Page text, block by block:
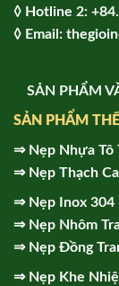
◊ Hot line 2:
◊ Email:
SẢN PHẨM
SẢN PHẨM
⇒ Nẹp Nhựa Tô
⇒ Nẹp Thạch
⇒ Nẹp Inox 304
⇒ Nẹp Nhôm
⇒ Nẹp Đồng
⇒ Nẹp Khe